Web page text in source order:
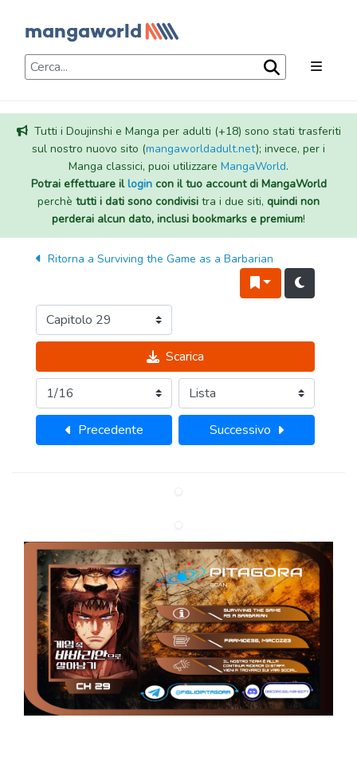
Tutti i Doujinshi e Manga per adulti (+18) sono stati trasferiti
sul nostro nuovo sito (mangaworldadult.net); invece, per i
Manga classici, puoi utilizzare MangaWorld.
Potrai effettuare illogincon il tuo account di MangaWorld
perchè tutti i dati sono condivisi tra i due siti, quindi non
perderai alcun dato, inclusi bookmarks e premium!
Ritorna a Surviving the Game as a Barbarian
Scarica
Precedente Successivo